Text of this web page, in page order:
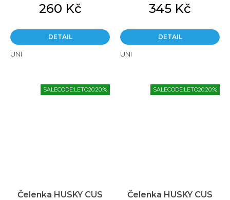
260 Kč
DETAIL
UNI
345 Kč
DETAIL
UNI
SALECODE:LETO20:20:%
Čelenka HUSKY CUS
SALECODE:LETO20:20:%
Čelenka HUSKY CUS